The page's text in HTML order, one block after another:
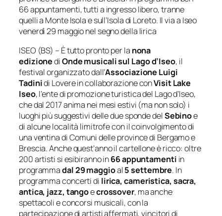
66 appuntamenti,tutti a ingresso libero, tranne
quelli a Monte Isola e sull’Isola di Loreto. Il via a Iseo
venerdì 29 maggio nel segno della lirica
ISEO (BS) – È tutto pronto per la nona
edizionediOnde musicali sul Lago d’Iseo, il
festival organizzato dall’Associazione Luigi
Tadinidi Lovere in collaborazione conVisit Lake
Iseo, l’ente di promozione turistica del Lago d’Iseo,
che dal 2017 anima nei mesi estivi (ma non solo) i
luoghi più suggestivi delle due sponde delSebinoe
di alcune località limitrofe con il coinvolgimento di
una ventina di Comuni delle province di Bergamo e
Brescia. Anche quest’anno il cartellone è ricco: oltre
200 artisti si esibiranno in66appuntamenti in
programmadal 29 maggioal5 settembre. In
programma concerti di lirica, cameristica, sacra,
antica, jazz, tangoecrossover, ma anche
spettacoli econcorsi musicali, con la
partecipazione di artisti affermati, vincitori di